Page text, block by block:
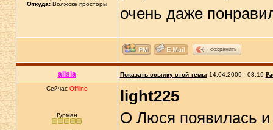
Откуда:Волжске просторы
очень даже
сохранить
alisia Показать ссылку этой темы 14.04.2009 - 03:19
Сейчас Offline
Гурман
light225
О Люся появилась и